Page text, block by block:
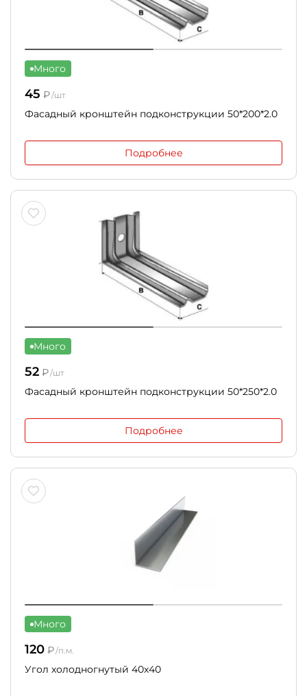
Много
45 ₽/шт
Фасадный кронштейн подконструкции 50*200*2.0
Подробнее
Много
52 ₽/шт
Фасадный кронштейн подконструкции 50*250*2.0
Подробнее
Много
120 ₽/п.м.
Угол холодногнутый 40х40